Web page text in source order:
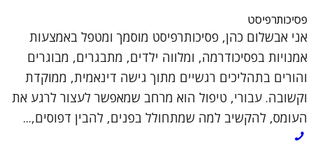
פסיכותרפיסט
אני אבשלום כהן, פסיכותרפיסט מוסמך ומטפל באמצעות
אמנויות בפסיכודרמה, ומלווה ילדים, מתבגרים, מבוגרים
והורים בתהליכים רגשיים מתוך גישה דינאמית, ממוקדת
וקשובה. עבורי, טיפול הוא מרחב שמאפשר לעצור לרגע את
העומס, להקשיב למה שמתחולל בפנים, להבין דפוסים,...